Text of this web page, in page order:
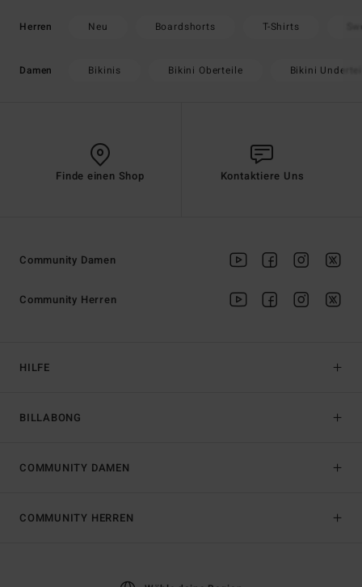
Herren Neu Boardshorts T-Shirts
Damen Bikinis Bikini Oberteile Bikini
Finde einen Shop Kontaktiere Uns
HILFE
BILLABONG
Community Damen
Community Herren
COMMUNITY DAMEN
COMMUNITY HERREN